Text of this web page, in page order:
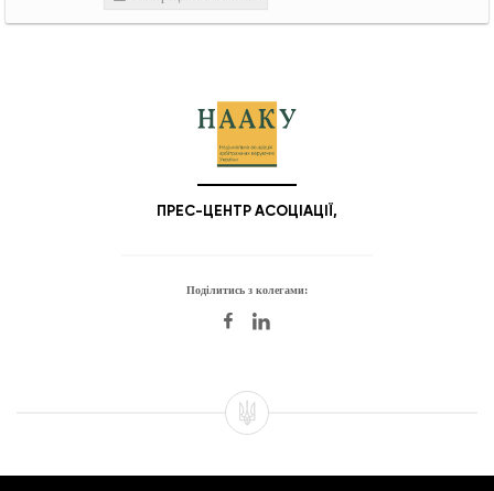
ПРЕС-ЦЕНТР АСОЦІАЦІЇ,
Поділитись з колегами: